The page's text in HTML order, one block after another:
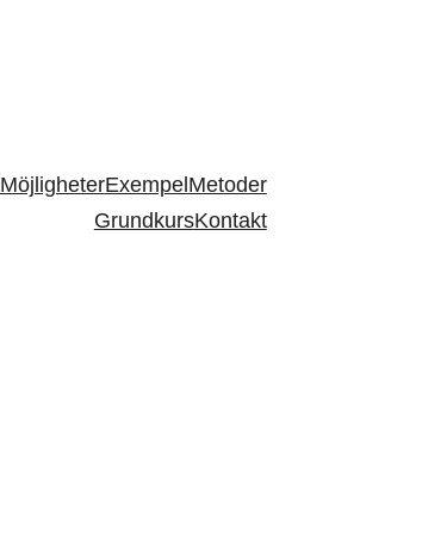
MöjligheterExempel Metoder
GrundkursKontakt